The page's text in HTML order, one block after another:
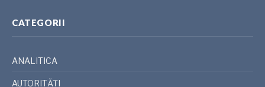
CATEGORII
ANALITICA
AUTORITĂȚI